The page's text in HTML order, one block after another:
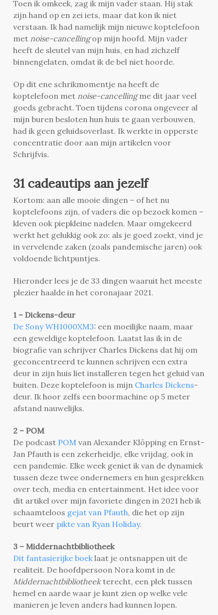
Toen ik omkeek, zag ik mijn vader staan. Hij stak
zijn hand op en zei iets, maar dat kon ik niet
verstaan. Ik had namelijk mijn nieuwe koptelefoon
met noise-cancellingop mijn hoofd. Mijn vader
heeft de sleutel van mijn huis, en had zichzelf
binnengelaten, omdat ik de bel niet hoorde.
Op dit ene schrikmomentje na heeft de
koptelefoon met noise-cancellingme dit jaar veel
goeds gebracht. Toen tijdens corona ongeveer al
mijn buren besloten hun huis te gaan verbouwen,
had ik geen geluidsoverlast. Ik werkte in opperste
concentratie door aan mijn artikelen voor
Schrijfvis.
31 cadeautips aan jezelf
Kortom: aan alle mooie dingen – of het nu
koptelefoons zijn, of vaders die op bezoek komen –
kleven ook piepkleine nadelen. Maar omgekeerd
werkt het gelukkig ook zo: als je goed zoekt, vind je
in vervelende zaken (zoals pandemische jaren) ook
voldoende lichtpuntjes.
Hieronder lees je de 33 dingen waaruit het meeste
plezier haalde in het coronajaar 2021.
1 – Dickens-deur
De Sony WH1000XM3: een moeilijke naam, maar
een geweldige koptelefoon. Laatst las ik in de
biografie van schrijver Charles Dickens dat hij om
geconcentreerd te kunnen schrijven een extra
deur in zijn huis liet installeren tegen het geluid van
buiten. Deze koptelefoon is mijn Charles Dickens-
deur. Ik hoor zelfs een boormachine op 5 meter
afstand nauwelijks.
2 – POM
De podcast POM van Alexander Klöpping en Ernst-
Jan Pfauth is een zekerheidje, elke vrijdag, ook in
een pandemie. Elke week geniet ik van de dynamiek
tussen deze twee ondernemers en hun gesprekken
over tech, media en entertainment. Het idee voor
dit artikel over mijn favoriete dingen in 2021 heb ik
schaamteloos gejat van Pfauth, die het op zijn
beurt weer pikte van Ryan Holiday.
3 – Middernachtbibliotheek
Dit fantasierijke boeklaat je ontsnappen uit de
realiteit. De hoofdpersoon Nora komt in de
Middernachtbibliotheek terecht, een plek tussen
hemel en aarde waar je kunt zien op welke vele
manieren je leven anders had kunnen lopen.